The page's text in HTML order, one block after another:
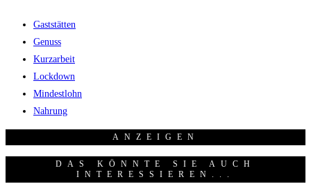
Gaststätten
Genuss
Kurzarbeit
Lockdown
Mindestlohn
Nahrung
ANZEI­GEN
DAS KÖNNTE SIE AUCH
INTERESSIEREN...